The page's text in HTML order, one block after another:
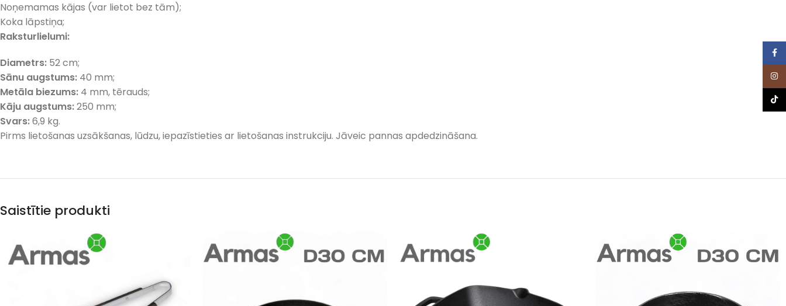
Noņemamas kājas (var lietot bez tām);
Koka lāpstiņa;
Raksturlielumi:
Diametrs: 52 cm;
Sānu augstums: 40 mm;
Metāla biezums: 4 mm, tērauds;
Kāju augstums:250 mm;
Svars:6,9 kg.
Pirms lietošanas uzsākšanas, lūdzu, iepazīstieties ar lietošanas instrukciju. Jāveic pannas apdedzināšana.
Saistītie produkti